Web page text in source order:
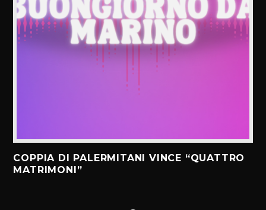
COPPIA DI PALERMITANI VINCE “QUATTRO
MATRIMONI”